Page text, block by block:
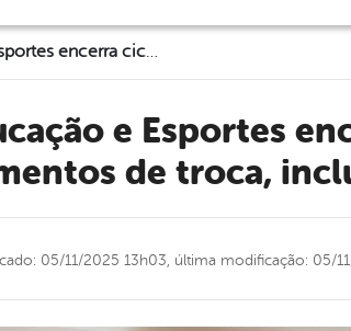
Secretaria de Educação e Esportes encerra ciclo formativo 2025 com momentos de troca, inclusão e celebração
de troca,
05/11/2025 13h03, última modificação: 05/